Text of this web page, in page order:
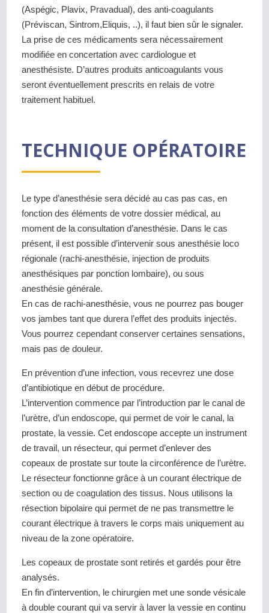
(Aspégic, Plavix, Pravadual), des anti-coagulants
(Préviscan, Sintrom,Eliquis, ..), il faut bien sûr le signaler.
La prise de ces médicaments sera nécessairement
modifiée en concertation avec cardiologue et
anesthésiste. D’autres produits anticoagulants vous
seront éventuellement prescrits en relais de votre
traitement habituel.
TECHNIQUE OPÉRATOIRE
Le type d’anesthésie sera décidé au cas pas cas, en
fonction des éléments de votre dossier médical, au
moment de la consultation d’anesthésie. Dans le cas
présent, il est possible d’intervenir sous anesthésie loco
régionale (rachi-anesthésie, injection de produits
anesthésiques par ponction lombaire), ou sous
anesthésie générale.
En cas de rachi-anesthésie, vous ne pourrez pas bouger
vos jambes tant que durera l’effet des produits injectés.
Vous pourrez cependant conserver certaines sensations,
mais pas de douleur.
En prévention d’une infection, vous recevrez une dose
d’antibiotique en début de procédure.
L’intervention commence par l’introduction par le canal de
l’urètre, d’un endoscope, qui permet de voir le canal, la
prostate, la vessie. Cet endoscope accepte un instrument
de travail, un résecteur, qui permet d’enlever des
copeaux de prostate sur toute la circonférence de l’urètre.
Le résecteur fonctionne grâce à un courant électrique de
section ou de coagulation des tissus. Nous utilisons la
résection bipolaire qui permet de ne pas transmettre le
courant électrique à travers le corps mais uniquement au
niveau de la zone opératoire.
Les copeaux de prostate sont retirés et gardés pour être
analysés.
En fin d’intervention, le chirurgien met une sonde vésicale
à double courant qui va servir à laver la vessie en continu